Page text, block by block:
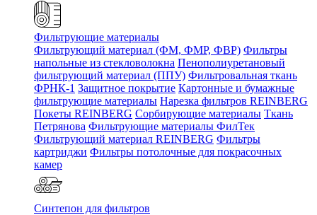
Фильтрующие материалы
Фильтрующий материал (ФМ, ФМР, ФВР) Фильтры
напольные из стекловолокна Пенополиуретановый
фильтрующий материал (ППУ) Фильтровальная ткань
ФРНК-1 Защитное покрытие Картонные и бумажные
фильтрующие материалы Нарезка фильтров REINBERG
Покеты REINBERG Сорбирующие материалы Ткань
Петрянова Фильтрующие материалы ФилТек
Фильтрующий материал REINBERG Фильтры
картриджи Фильтры потолочные для покрасочных
камер
Синтепон для фильтров